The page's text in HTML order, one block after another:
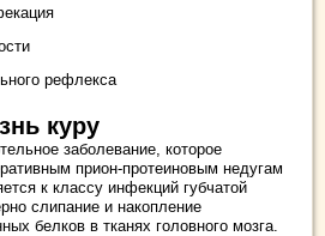
рефлекса
куру
заболевание, которое
прион-протеиновым недугам
к классу инфекций губчатой
слипание и накопление
белков в тканях головного мозга.